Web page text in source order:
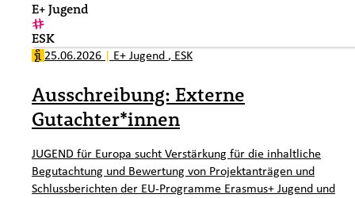
E+ Jugend
ESK
25.06.2026 | E+ Jugend , ESK
Ausschreibung: Externe
Gutachter*innen
JUGEND für Europa sucht Verstärkung für die inhaltliche
Begutachtung und Bewertung von Projektanträgen und
Schlussberichten der EU-Programme Erasmus+ Jugend und